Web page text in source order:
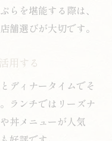
らを堪能する際は、
舗選びが大切です。
用する
ディナータイムでそ
ランチではリーズナ
丼メニューが人気